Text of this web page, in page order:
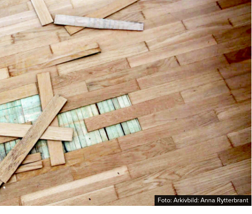
Foto: Arkivbild: Anna Rytterbrant
Foto: Arkivbild: Anna Rytterbrant